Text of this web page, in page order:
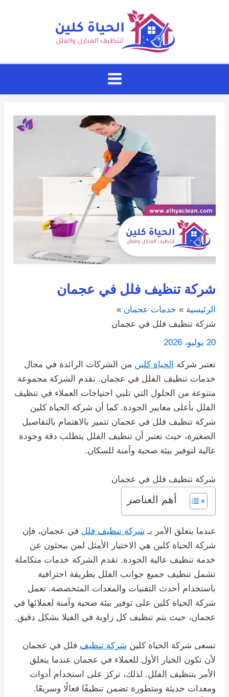
شركة تنظيف فلل في عجمان
الرئيسية
خدمات عجمان
شركة تنظيف فلل في عجمان
20 يوليو، 2026
تعتبر شركة الحياة كلين من الشركات الرائدة في مجال
خدمات تنظيف الفلل في عجمان. تقدم الشركة مجموعة
متنوعة من الحلول التي تلبي احتياجات العملاء في تنظيف
الفلل بأعلى معايير الجودة. كما أن شركة الحياة كلين
شركة تنظيف فلل في عجمان تتميز بالاهتمام بالتفاصيل
الصغيرة، حيث تعتبر أن تنظيف الفلل يتطلب دقة وجودة
عالية لتوفير بيئة صحية وآمنة للسكان.
شركة تنظيف فلل في عجمان
أهم العناصر
عندما يتعلق الأمر بـ شركة تنظيف فلل في عجمان، فإن
شركة الحياة كلين هي الاختيار الأمثل لمن يبحثون عن
خدمة تنظيف عالية الجودة. تقدم الشركة خدمات متكاملة
تشمل تنظيف جميع جوانب الفلل بطريقة احترافية
باستخدام أحدث التقنيات والمعدات المتخصصة. تعمل
شركة الحياة كلين على توفير بيئة صحية وآمنة لعملائها في
عجمان، حيث يتم تنظيف كل زاوية في الفيلا بشكل دقيق.
تسعى شركة الحياة كلين شركة تنظيف فلل في عجمان
لأن تكون الخيار الأول للعملاء في عجمان عندما يتعلق
الأمر بتنظيف الفلل. لذلك، تركز على استخدام أدوات
ومعدات حديثة ومتطورة تضمن تنظيفًا فعالًا وسريعًا.